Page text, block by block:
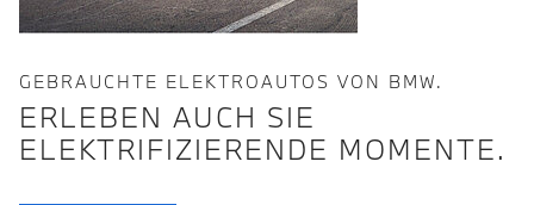
GEBRAUCHTE ELEKTROAUTOS VON BMW.
ERLEBEN AUCH SIE
ELEKTRIFIZIERENDE MOMENTE.